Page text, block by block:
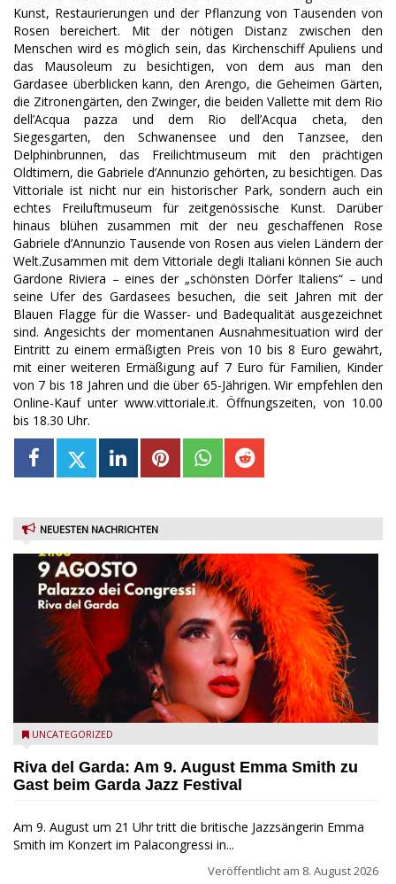
Kunst, Restaurierungen und der Pflanzung von Tausenden von
Rosen bereichert. Mit der nötigen Distanz zwischen den
Menschen wird es möglich sein, das Kirchenschiff Apuliens und
das Mausoleum zu besichtigen, von dem aus man den
Gardasee überblicken kann, den Arengo, die Geheimen Gärten,
die Zitronengärten, den Zwinger, die beiden Vallette mit dem Rio
dell’Acqua pazza und dem Rio dell’Acqua cheta, den
Siegesgarten, den Schwanensee und den Tanzsee, den
Delphinbrunnen, das Freilichtmuseum mit den prächtigen
Oldtimern, die Gabriele d’Annunzio gehörten, zu besichtigen. Das
Vittoriale ist nicht nur ein historischer Park, sondern auch ein
echtes Freiluftmuseum für zeitgenössische Kunst. Darüber
hinaus blühen zusammen mit der neu geschaffenen Rose
Gabriele d’Annunzio Tausende von Rosen aus vielen Ländern der
Welt.Zusammen mit dem Vittoriale degli Italiani können Sie auch
Gardone Riviera – eines der „schönsten Dörfer Italiens“ – und
seine Ufer des Gardasees besuchen, die seit Jahren mit der
Blauen Flagge für die Wasser- und Badequalität ausgezeichnet
sind. Angesichts der momentanen Ausnahmesituation wird der
Eintritt zu einem ermäßigten Preis von 10 bis 8 Euro gewährt,
mit einer weiteren Ermäßigung auf 7 Euro für Familien, Kinder
von 7 bis 18 Jahren und die über 65-Jährigen. Wir empfehlen den
Online-Kauf unter www.vittoriale.it. Öffnungszeiten, von 10.00
bis 18.30 Uhr.
NEUESTEN NACHRICHTEN
Riva del Garda - Emma Smith zu Gast beim Garda Jazz
UNCATEGORIZED
Riva del Garda: Am 9. August Emma Smith zu
Gast beim Garda Jazz Festival
Am 9. August um 21 Uhr tritt die britische Jazzsängerin Emma
Smith im Konzert im Palacongressi in...
Veröffentlicht am 8. August 2026